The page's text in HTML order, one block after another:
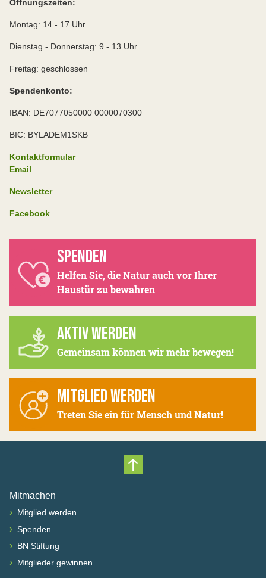
Öffnungszeiten:
Montag: 14 - 17 Uhr
Dienstag - Donnerstag: 9 - 13 Uhr
Freitag: geschlossen
Spendenkonto:
IBAN: DE7077050000 0000070300
BIC: BYLADEM1SKB
Kontaktformular
Email
Newsletter
Facebook
SPENDEN
Helfen Sie, die Natur auch vor Ihrer
Haustür zu bewahren
AKTIV WERDEN
Gemeinsam können wir mehr bewegen!
MITGLIED WERDEN
Treten Sie ein für Mensch und Natur!
Nach oben scrollen
Mitmachen
› Mitglied werden
› Spenden
› BN Stiftung
› Mitglieder gewinnen